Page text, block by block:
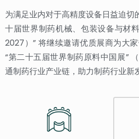
为满足业内对于高精度设备日益迫切
十届世界制药机械、包装设备与材
2027）” 将继续邀请优质展商为大
“第二十五届世界制药原料中国展”
通制药行业产业链，助力制药行业新